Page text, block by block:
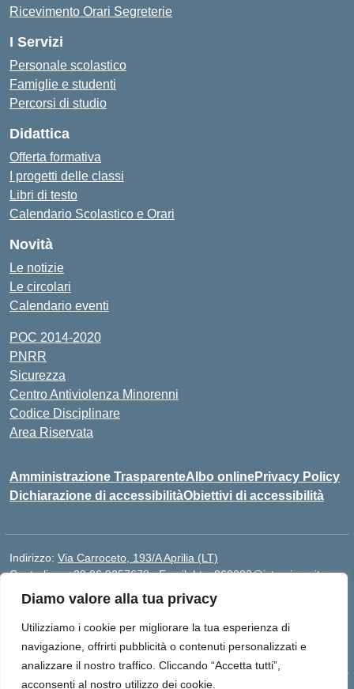
Diamo valore alla tua privacy
Utilizziamo i cookie per migliorare la tua esperienza di
navigazione, offrirti pubblicità o contenuti personalizzati e
analizzare il nostro traffico. Cliccando “Accetta tutti”,
acconsenti al nostro utilizzo dei cookie.
Ricevimento Orari Segreterie
I Servizi
Personale scolastico
Famiglie e studenti
Percorsi di studio
Didattica
Offerta formativa
I progetti delle classi
Libri di testo
Calendario Scolastico e Orari
Novità
Le notizie
Le circolari
Calendario eventi
POC 2014-2020
PNRR
Sicurezza
Centro Antiviolenza Minorenni
Codice Disciplinare
Area Riservata
Amministrazione TrasparenteAlbo onlinePrivacy Policy
Dichiarazione di accessibilitàObiettivi di accessibilità
Indirizzo: Via Carroceto, 193/A Aprilia (LT)
Centralino:+39 06 9257678 Email:Ltps060002@istruzione.it
Posta elettronica certificata (PEC):Ltps060002@pec.istruzione.it
Codice meccanografico:
LTPS060002